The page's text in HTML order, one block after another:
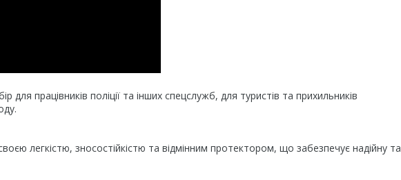
для працівників поліції та інших спецслужб, для туристів та прихильників
легкістю, зносостійкістю та відмінним протектором, що забезпечує надійну та